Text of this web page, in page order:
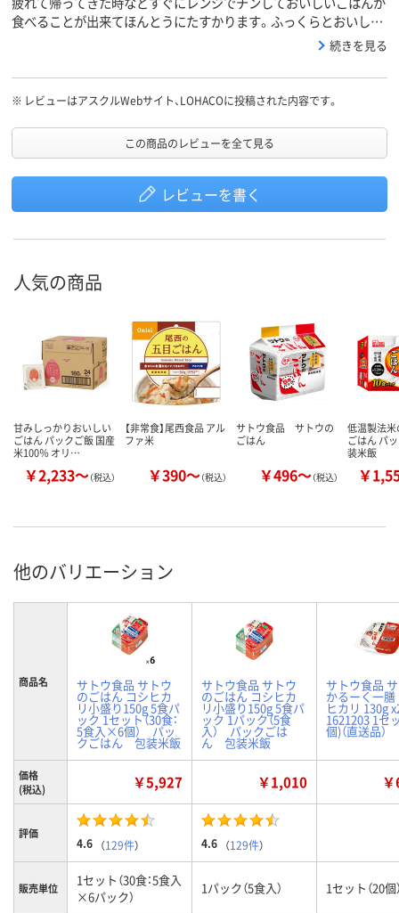
食べることが出来てほんとうにたすかります。ふっくらとおいしか
続きを見る
※ レビューはアスクルWebサイト、LOHACOに投稿された内容です。
この商品のレビューを全て見る
レビューを書く
人気の商品
甘みしっかりおいしい
ごはん パックご飯 国産
米100％ オリ…
￥2,233～（税込）
【非常食】尾西食品 アル
ファ米
￥390～（税込）
サトウ食品 サトウの
ごはん
￥496～（税込）
低温製法
ごはん パ
装米飯
￥
他のバリエーション
商品名 サトウ食品 サトウ
のごはん コシヒカ
リ小盛り150g 5食パ
ック 1セット（30食：
5食入×6個） パッ
クごはん 包装米飯
サトウ食品 サトウ
のごはん コシヒカ
リ小盛り150g 5食パ
ック 1パック（5食
入） パックごは
ん 包装米飯
サトウ食品
かるーく一膳
ヒカリ 130g
1621203 1セ
個)（直送品）
価格
(税込)
￥5,927 ￥1,010
評価
4.6 （129件） 4.6 （129件）
販売単位
1セット（30食：5食入
×6パック）
1パック（5食入） 1セット（20個